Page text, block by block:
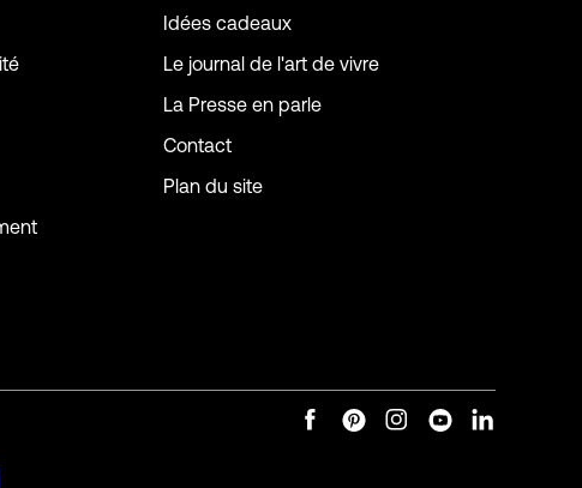
Idées cadeaux
Le journal de l'art de vivre
La Presse en parle
Contact
Plan du site